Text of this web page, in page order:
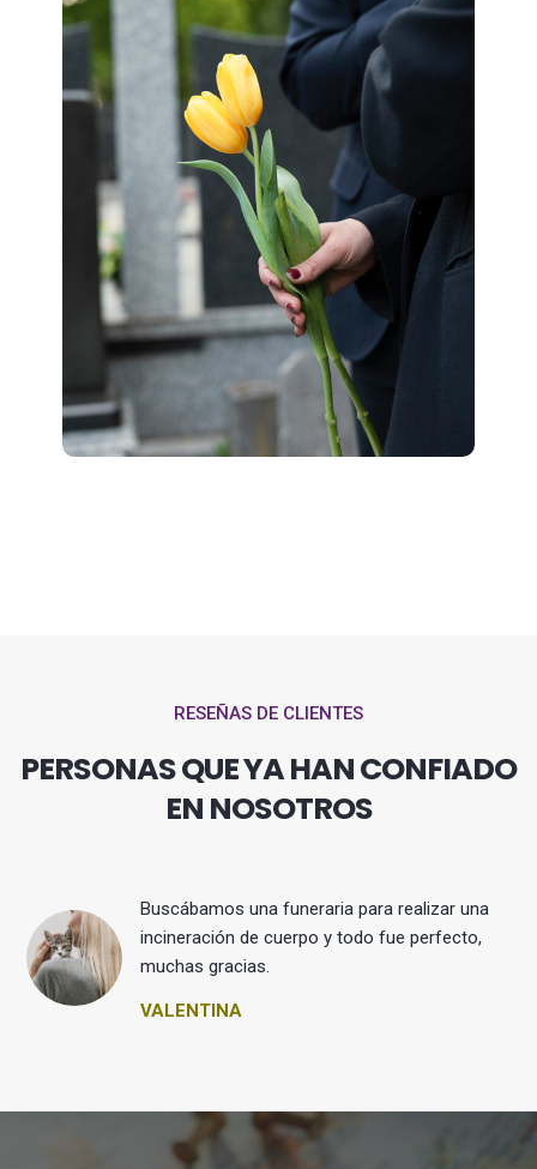
RESEÑAS DE CLIENTES
PERSONAS QUE YA HAN CONFIADO
EN NOSOTROS
Buscábamos una funeraria para realizar una
incineración de cuerpo y todo fue perfecto,
muchas gracias.
VALENTINA